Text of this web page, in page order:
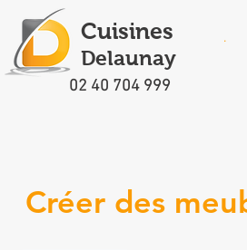
.
Cuisines
Delaunay
02 40 704 999
Créer des